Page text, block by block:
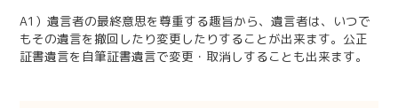
A1）遺言者の最終意思を尊重する趣旨から、遺言者は、いつで
もその遺言を撤回したり変更したりすることが出来ます。公正
証書遺言を自筆証書遺言で変更・取消しすることも出来ます。